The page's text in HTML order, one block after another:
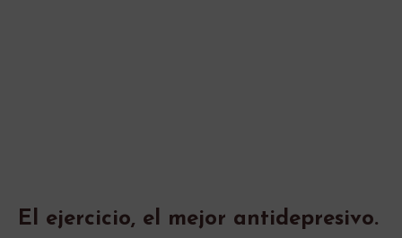
El ejercicio, el mejor antidepresivo.